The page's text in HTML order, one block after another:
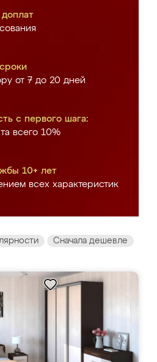
от 7 до 20 дней
с первого шага:
всего 10%
10+ лет
всех характеристик
Сначала дешевле